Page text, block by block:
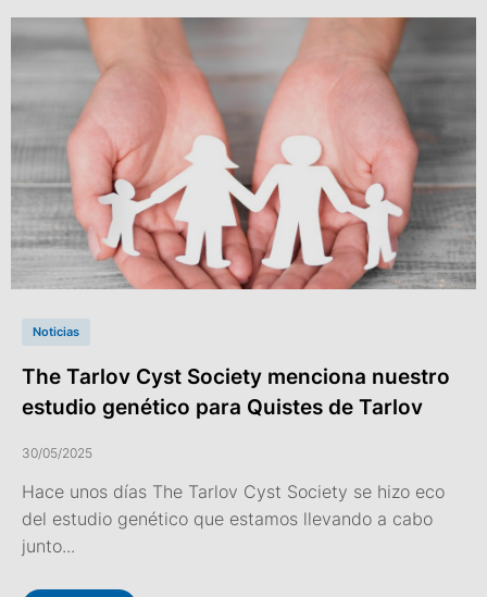
Noticias
The Tarlov Cyst Society menciona nuestro
estudio genético para Quistes de Tarlov
30/05/2025
Hace unos días The Tarlov Cyst Society se hizo eco
del estudio genético que estamos llevando a cabo
junto...